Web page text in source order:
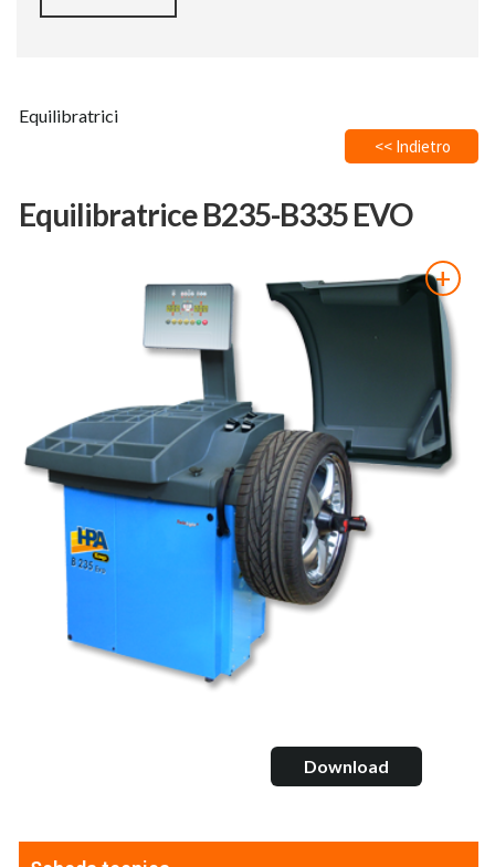
Equilibratrici
<< Indietro
Equilibratrice B235-B335 EVO
Download